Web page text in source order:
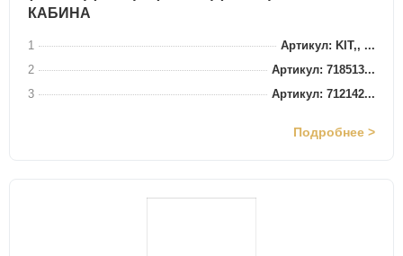
КАБИНА
1
Артикул: KIT,, ...
2
Артикул: 718513...
3
Артикул: 712142...
Подробнее >